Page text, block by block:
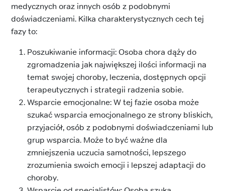
medycznych oraz innych osób z podobnymi
doświadczeniami. Kilka charakterystycznych cech tej
fazy to:
Poszukiwanie informacji: Osoba chora dąży do
zgromadzenia jak największej ilości informacji na
temat swojej choroby, leczenia, dostępnych opcji
terapeutycznych i strategii radzenia sobie.
Wsparcie emocjonalne: W tej fazie osoba może
szukać wsparcia emocjonalnego ze strony bliskich,
przyjaciół, osób z podobnymi doświadczeniami lub
grup wsparcia. Może to być ważne dla
zmniejszenia uczucia samotności, lepszego
zrozumienia swoich emocji i lepszej adaptacji do
choroby.